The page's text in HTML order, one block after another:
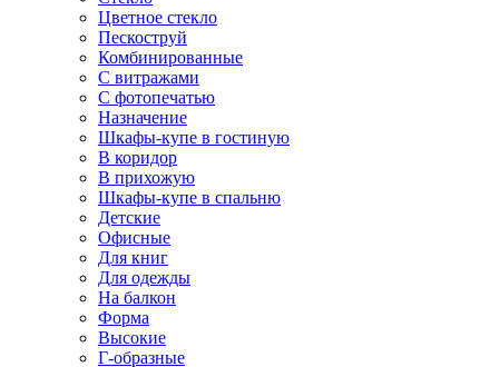
Цветное стекло
Пескоструй
Комбинированные
С витражами
С фотопечатью
Назначение
Шкафы-купе в гостиную
В коридор
В прихожую
Шкафы-купе в спальню
Детские
Офисные
Для книг
Для одежды
На балкон
Форма
Высокие
Г-образные